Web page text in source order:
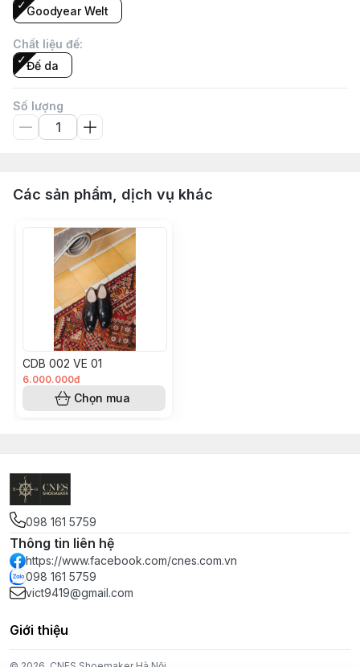
Goodyear Welt
Chất liệu đế:
Đế da
Số lượng
Các sản phẩm, dịch vụ khác
CDB 002 VE 01
6.000.000đ
Chọn mua
098 161 5759
Thông tin liên hệ
https://www.facebook.com/cnes.com.vn
098 161 5759
vict9419@gmail.com
Giới thiệu